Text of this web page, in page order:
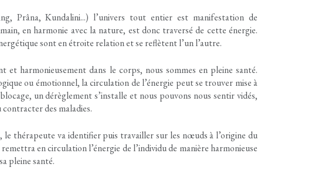
Prâna, Kundalini...) l’univers tout entier est manifestation de
en harmonie avec la nature, est donc traversé de cette énergie.
sont en étroite relation et se reflètent l’un l’autre.
et harmonieusement dans le corps, nous sommes en pleine santé.
ou émotionnel, la circulation de l’énergie peut se trouver mise à
un dérèglement s’installe et nous pouvons nous sentir vidés,
des maladies.
le thérapeute va identifier puis travailler sur les nœuds à l’origine du
en circulation l’énergie de l’individu de manière harmonieuse
pleine santé.